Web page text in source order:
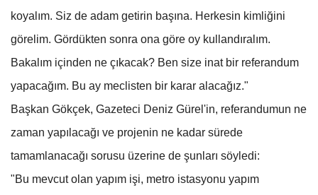
koyalım. Siz de adam getirin başına. Herkesin kimliğini
görelim. Gördükten sonra ona göre oy kullandıralım.
Bakalım içinden ne çıkacak? Ben size inat bir referandum
yapacağım. Bu ay meclisten bir karar alacağız."
Başkan Gökçek, Gazeteci Deniz Gürel'in, referandumun ne
zaman yapılacağı ve projenin ne kadar sürede
tamamlanacağı sorusu üzerine de şunları söyledi:
"Bu mevcut olan yapım işi, metro istasyonu yapım